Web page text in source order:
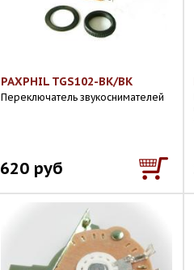
PAXPHIL TGS102-BK/BK
Переключатель звукоснимателей
620 руб